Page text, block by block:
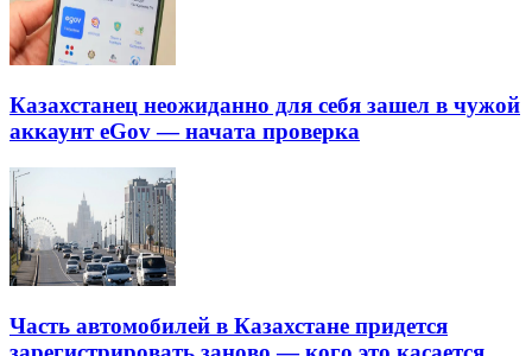
Казахстанец неожиданно для себя зашел в чужой
аккаунт eGov — начата проверка
Часть автомобилей в Казахстане придется